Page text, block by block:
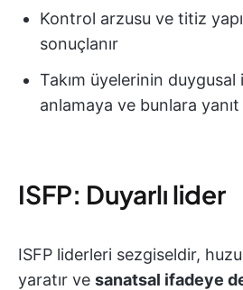
Kontrol arzusu ve titiz
sonuçlanır
Takım üyelerinin duygusal
anlamaya ve bunlara
ISFP: Duyarlı lider
ISFP liderleri sezgiseldir,
yaratır ve sanatsal ifadeye